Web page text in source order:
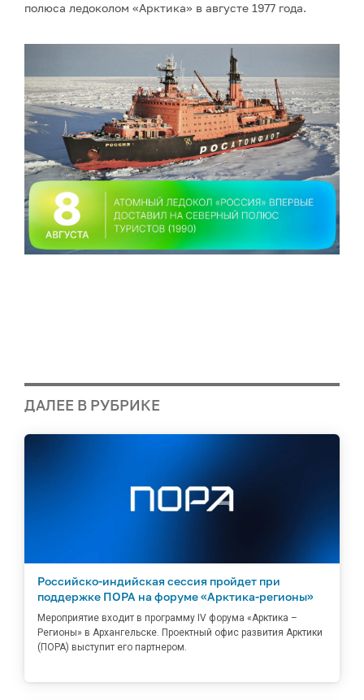
полюса ледоколом «Арктика» в августе 1977 года.
ДАЛЕЕ В РУБРИКЕ
Российско-индийская сессия пройдет при
поддержке ПОРА на форуме «Арктика-регионы»
Мероприятие входит в программу IV форума «Арктика –
Регионы» в Архангельске. Проектный офис развития Арктики
(ПОРА) выступит его партнером.